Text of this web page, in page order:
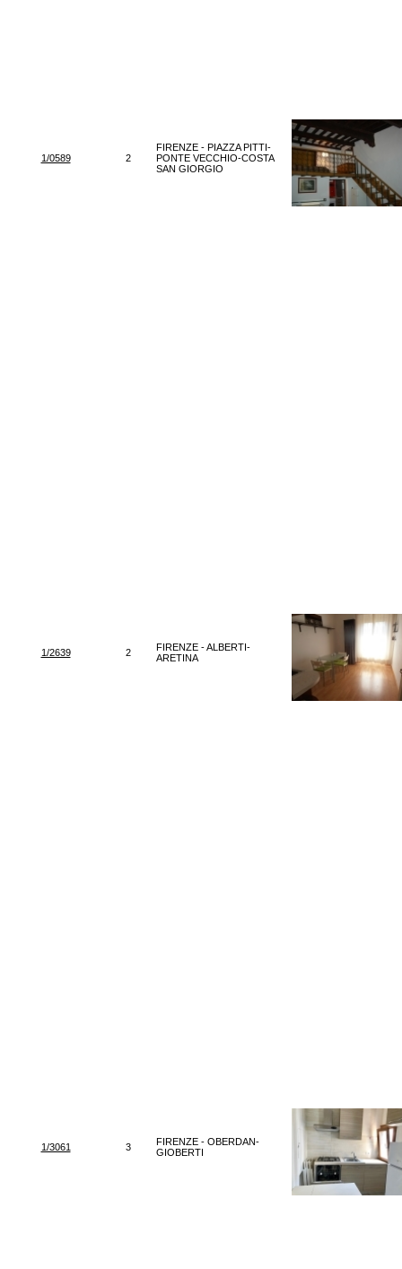
1/0589 2
FIRENZE - PIAZZA PITTI-
PONTE VECCHIO-COSTA
SAN GIORGIO
1/2639 2
FIRENZE - ALBERTI-
ARETINA
1/3061 3
FIRENZE - OBERDAN-
GIOBERTI